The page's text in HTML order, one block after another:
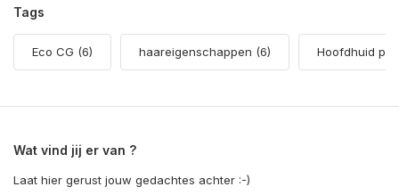
Tags
Eco CG (6) haareigenschappen (6) Hoofdhuid
Wat vind jij er van ?
Laat hier gerust jouw gedachtes achter :-)